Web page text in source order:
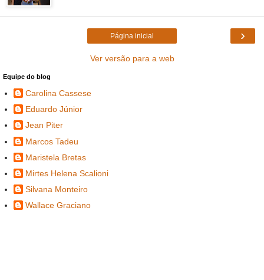
›
Página inicial
Ver versão para a web
Equipe do blog
Carolina Cassese
Eduardo Júnior
Jean Piter
Marcos Tadeu
Maristela Bretas
Mirtes Helena Scalioni
Silvana Monteiro
Wallace Graciano